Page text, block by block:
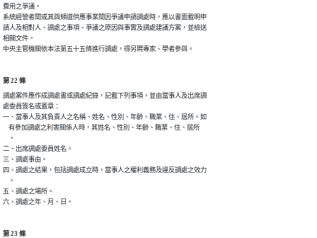
費用之爭議。
系統經營者間或其與頻道供應事業間因爭議申請調處時，應以書面載明申
請人及相對人、調處之事項、爭議之原因與事實及調處建議方案，並檢送
相關文件。
中央主管機關依本法第五十五條進行調處，得另聘專家、學者參與。
第 22 條
調處案件應作成調處書或調處紀錄，記載下列事項，並由當事人及出席調
處委員簽名或蓋章：
一、當事人及其負責人之名稱、姓名、性別、年齡、職業、住、居所。如
    有參加調處之利害關係人時，其姓名、性別、年齡、職業、住、居所
    。
二、出席調處委員姓名。
三、調處事由。
四、調處之結果，包括調處成立時，當事人之權利義務及違反調處之效力
    。
五、調處之場所。
六、調處之年、月、日。
第 23 條